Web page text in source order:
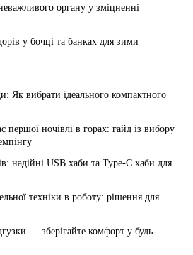
органу у зміцненні
у бочці та банках для зими
Як вибрати ідеального компактного
першої ночівлі в горах: гайд із вибору
надійні USB хаби та Type-C хаби для
техніки в роботу: рішення для
— зберігайте комфорт у будь-